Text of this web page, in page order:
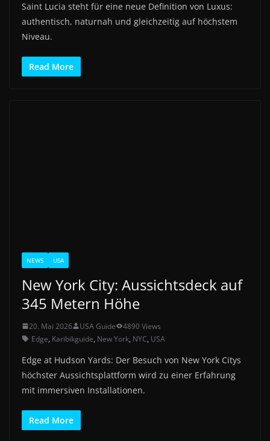
Saint Lucia steht für eine neue Definition von Luxus:
authentisch, naturnah und gleichzeitig auf höchstem
Niveau.
Read More
NEWS USA
New York City: Aussichtsdeck auf
345 Metern Höhe
20. Mai 2026 USA Guide
4890 Views
Edge, Karibikguide, New York, NYC, USA
Edge at Hudson Yards: Der Besuch von New York Citys
höchster Aussichtsplattform wird zu einer Erfahrung
mit immersiven Installationen.
Read More